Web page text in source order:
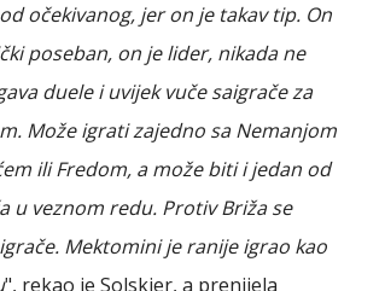
očekivanog, jer on je takav tip. On
poseban, on je lider, nikada ne
duele i uvijek vuče saigrače za
Može igrati zajedno sa Nemanjom
ili Fredom, a može biti i jedan od
u veznom redu. Protiv Briža se
Mektomini je ranije igrao kao
", rekao je Solskjer, a prenijela